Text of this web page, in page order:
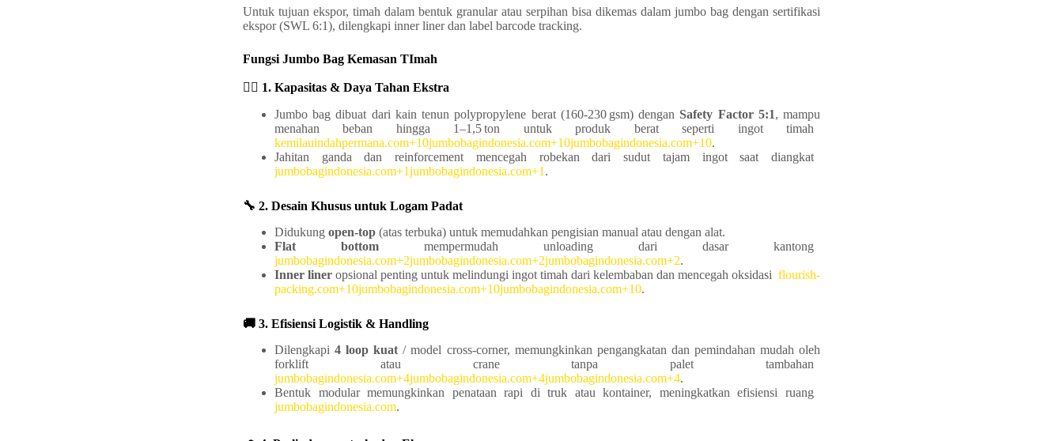
Untuk tujuan ekspor, timah dalam bentuk granular atau serpihan bisa dikemas dalam jumbo bag dengan sertifikasi
ekspor (SWL 6:1), dilengkapi inner liner dan label barcode tracking.
Fungsi Jumbo Bag Kemasan TImah
🏋️‍♂️ 1. Kapasitas & Daya Tahan Ekstra
Jumbo bag dibuat dari kain tenun polypropylene berat (160‑230 gsm) dengan Safety Factor 5:1, mampu
menahan beban hingga 1–1,5 ton untuk produk berat seperti ingot timah
kemilauindahpermana.com+10jumbobagindonesia.com+10jumbobagindonesia.com+10.
Jahitan ganda dan reinforcement mencegah robekan dari sudut tajam ingot saat diangkat
jumbobagindonesia.com+1jumbobagindonesia.com+1 .
🔧 2. Desain Khusus untuk Logam Padat
Didukung open-top (atas terbuka) untuk memudahkan pengisian manual atau dengan alat.
Flat bottom mempermudah unloading dari dasar kantong
jumbobagindonesia.com+2jumbobagindonesia.com+2jumbobagindonesia.com+2.
Inner liner opsional penting untuk melindungi ingot timah dari kelembaban dan mencegah oksidasi flourish-
packing.com+10jumbobagindonesia.com+10jumbobagindonesia.com+10.
🚚 3. Efisiensi Logistik & Handling
Dilengkapi4 loop kuat / model cross‑corner, memungkinkan pengangkatan dan pemindahan mudah oleh
forklift atau crane tanpa palet tambahan
jumbobagindonesia.com+4jumbobagindonesia.com+4jumbobagindonesia.com+4.
Bentuk modular memungkinkan penataan rapi di truk atau kontainer, meningkatkan efisiensi ruang
jumbobagindonesia.com.